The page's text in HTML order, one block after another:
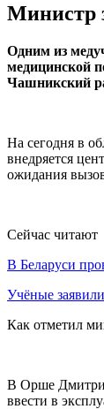
Министр
Одним из
медицинской
Чашникский
На сегодня в
внедряется
ожидания
Сейчас читают
В Беларуси
Учёные
Как отметил
В Орше
ввести в